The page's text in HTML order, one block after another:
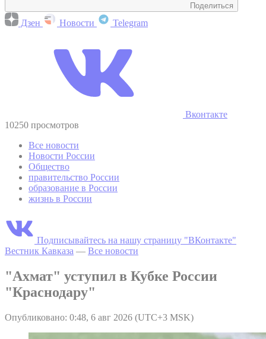
Поделиться
Дзен Новости Telegram
Вконтакте
10250 просмотров
Все новости
Новости России
Общество
правительство России
образование в России
жизнь в России
Подписывайтесь на нашу страницу "ВКонтакте"
Вестник Кавказа — Все новости
"Ахмат" уступил в Кубке России
"Краснодару"
Опубликовано: 0:48, 6 авг 2026 (UTC+3 MSK)